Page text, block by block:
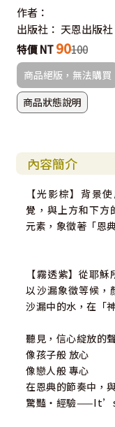
作者：
出版社： 天恩出版社
特價 NT 90100
商品絕版，無法購買
商品狀態說明
內容簡介
【光影棕】背景
覺，與上方和下方
元素，象徵著「恩
【霧透紫】從耶
以沙漏象徵等候，
沙漏中的水，在「
聽見，信心綻放的
像孩子般 放心
像戀人般 專心
在恩典的節奏中，
驚豔‧經驗